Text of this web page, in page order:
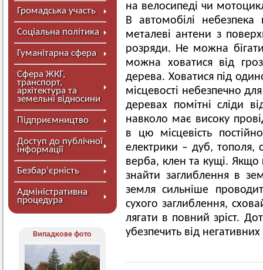
Громадська участь
Соціальна політика
Гуманітарна сфера
Сфера ЖКГ,
транспорт,
архітектура та
земельні відносини
Підприємництво
Доступ до публічної
інформації
Безбар’єрність
Адміністративна
процедура
Випадкове фото
на велосипеді чи
В автомобілі
металеві антени з
розряди. Не можна
можна ховатися від
дерева. Ховатися під
місцевості небезпечно
деревах помітні сліди
навколо має високу
в цю місцевість
електрики – дуб, тополя,
верба, клен та кущі. Якщо
знайти заглиблення в
земля сильніше
сухого заглиблення,
лягати в повний зріст.
убезпечить від